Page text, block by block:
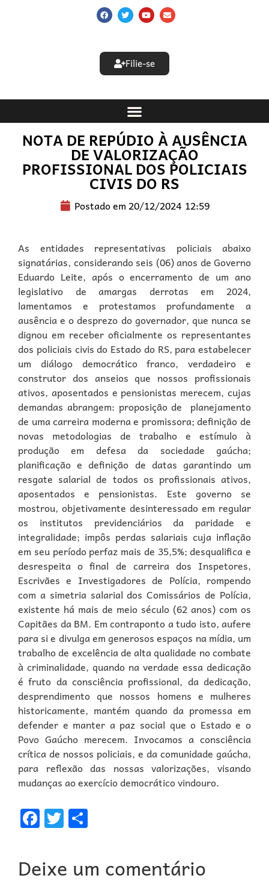
Filie-se
NOTA DE REPÚDIO À AUSÊNCIA
DE VALORIZAÇÃO
PROFISSIONAL DOS POLICIAIS
CIVIS DO RS
Postado em 20/12/2024 12:59
As entidades representativas policiais abaixo
signatárias, considerando seis (06) anos de Governo
Eduardo Leite, após o encerramento de um ano
legislativo de amargas derrotas em 2024,
lamentamos e protestamos profundamente a
ausência e o desprezo do governador, que nunca se
dignou em receber oficialmente os representantes
dos policiais civis do Estado do RS, para estabelecer
um diálogo democrático franco, verdadeiro e
construtor dos anseios que nossos profissionais
ativos, aposentados e pensionistas merecem, cujas
demandas abrangem: proposição de planejamento
de uma carreira moderna e promissora; definição de
novas metodologias de trabalho e estímulo à
produção em defesa da sociedade gaúcha;
planificação e definição de datas garantindo um
resgate salarial de todos os profissionais ativos,
aposentados e pensionistas. Este governo se
mostrou, objetivamente desinteressado em regular
os institutos previdenciários da paridade e
integralidade; impôs perdas salariais cuja inflação
em seu período perfaz mais de 35,5%; desqualifica e
desrespeita o final de carreira dos Inspetores,
Escrivães e Investigadores de Polícia, rompendo
com a simetria salarial dos Comissários de Polícia,
existente há mais de meio século (62 anos) com os
Capitães da BM. Em contraponto a tudo isto, aufere
para si e divulga em generosos espaços na mídia, um
trabalho de excelência de alta qualidade no combate
à criminalidade, quando na verdade essa dedicação
é fruto da consciência profissional, da dedicação,
desprendimento que nossos homens e mulheres
historicamente, mantém quando da promessa em
defender e manter a paz social que o Estado e o
Povo Gaúcho merecem. Invocamos a consciência
crítica de nossos policiais, e da comunidade gaúcha,
para reflexão das nossas valorizações, visando
mudanças ao exercício democrático vindouro.
Facebook
Twitter
Deixe um comentário